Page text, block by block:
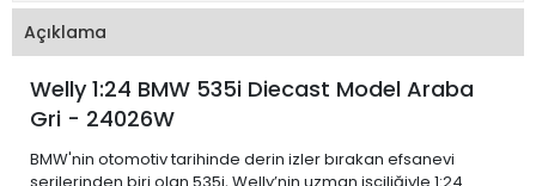
Açıklama
Welly 1:24 BMW 535i Diecast Model Araba
Gri - 24026W
BMW'nin otomotiv tarihinde derin izler bırakan efsanevi